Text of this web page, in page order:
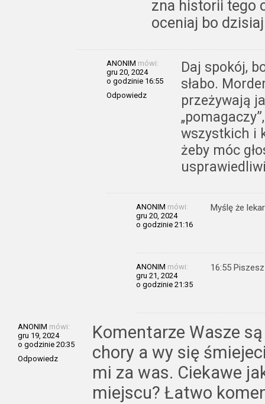
zna historii tego
oceniaj bo
ANONIM mówi:
gru 20, 2024
o godzinie 16:55
Odpowiedz
Daj spokój,
słabo.
przeżywają
wszystkich i
żeby móc
ANONIM mówi:
gru 20, 2024
o godzinie 21:16
Myślę że
ANONIM mówi:
gru 21, 2024
o godzinie 21:35
16:55
ANONIM mówi:
gru 19, 2024
o godzinie 20:35
Odpowiedz
Komentarze Wasze
chory a wy się
mi za was. Ciekawe
miejscu? Łatwo